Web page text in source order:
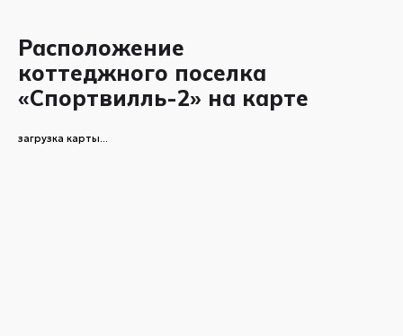
Расположение
коттеджного поселка
«Спортвилль-2» на карте
загрузка карты...